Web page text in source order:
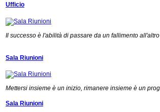
Ufficio
Il successo è l'abilità di passare da un fallimento
Sala Riunioni
Mettersi insieme è un inizio, rimanere insieme è un
Sala Riunioni